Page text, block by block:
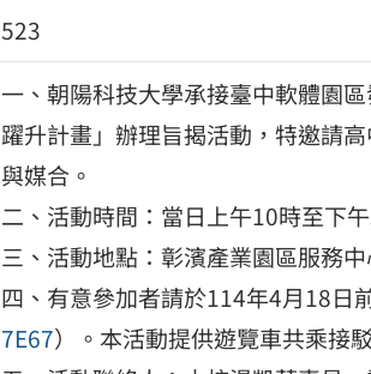
523
一、朝陽科技大學承接臺中軟體園
躍升計畫」辦理旨揭活動，特邀請
與媒合。
二、活動時間：當日上午10時至下
三、活動地點：彰濱產業園區服務
四、有意參加者請於114年4月18日
7E67）。本活動提供遊覽車共乘接